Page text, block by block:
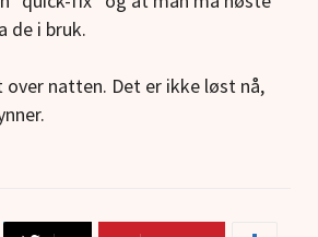
de i bruk.
over natten. Det er ikke løst nå,